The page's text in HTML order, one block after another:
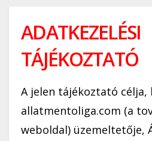
ADATKEZELÉSI
TÁJÉKOZTATÓ
A jelen tájékoztató célja,
allatmentoliga.com (a
weboldal) üzemeltetője,